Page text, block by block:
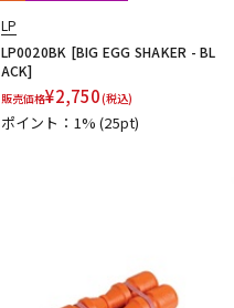
LP
LP0020BK [BIG EGG SHAKER - BL
ACK]
販売価格¥2,750(税込)
ポイント：1%(25pt)